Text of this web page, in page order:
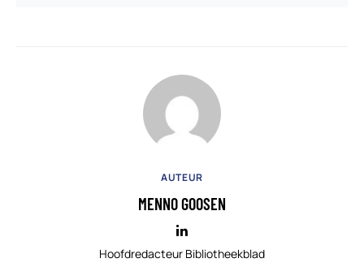
AUTEUR
MENNO GOOSEN
Hoofdredacteur Bibliotheekblad